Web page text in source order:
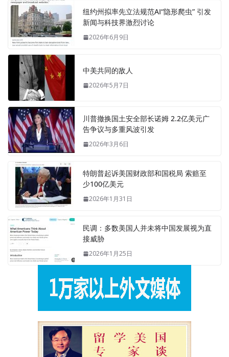
纽约州拟率先立法规范AI“隐形爬虫” 引发
新闻与科技界激烈讨论
2026年6月9日
中美共同的敌人
2026年5月7日
川普撤换国土安全部长诺姆 2.2亿美元广
告争议与多重风波引发
2026年3月6日
特朗普起诉美国财政部和国税局 索赔至
少100亿美元
2026年1月31日
民调：多数美国人并未将中国发展视为直
接威胁
2026年1月25日